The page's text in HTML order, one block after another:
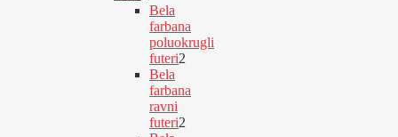
proizvoda
Bela
farbana
poluokrugli
futeri2
2
proizvoda
Bela
farbana
ravni
futeri2